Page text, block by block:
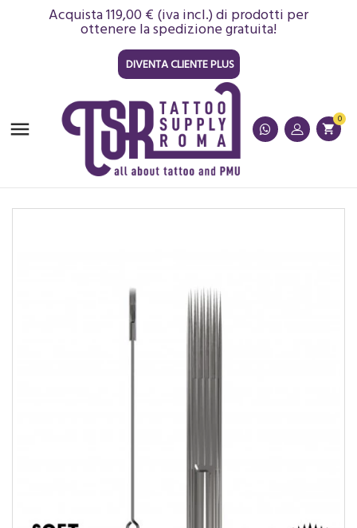
Acquista 119,00 € (iva incl.) di prodotti per
ottenere la spedizione gratuita!
DIVENTA CLIENTE PLUS
 shopping_cart
0